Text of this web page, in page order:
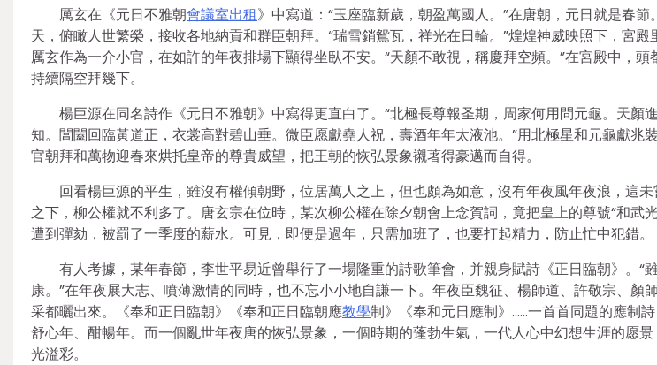
厲玄在《元日不雅朝會議室出租》中寫道：“玉座臨新歲，朝盈萬國人。”在唐朝，元日就是春
天，俯瞰人世繁榮，接收各地納貢和群臣朝拜。“瑞雪銷鴛瓦，祥光在日輪。”煌煌神威映照下，宮殿
厲玄作為一介小官，在如許的年夜排場下顯得坐臥不安。“天顏不敢視，稱慶拜空頻。”在宮殿中，
持續隔空拜幾下。
楊巨源在同名詩作《元日不雅朝》中寫得更直白了。“北極長尊報圣期，周家何用問元龜。天顏
知。閶闔回臨黃道正，衣裳高對碧山垂。微臣愿獻堯人祝，壽酒年年太液池。”用北極星和元龜獻兆
官朝拜和萬物迎春來烘托皇帝的尊貴威望，把王朝的恢弘景象襯著得豪邁而自得。
回看楊巨源的平生，雖沒有權傾朝野，位居萬人之上，但也頗為如意，沒有年夜風年夜浪，這
之下，柳公權就不利多了。唐玄宗在位時，某次柳公權在除夕朝會上念賀詞，竟把皇上的尊號“和武光
遭到彈劾，被罰了一季度的薪水。可見，即便是過年，只需加班了，也要打起精力，防止忙中犯錯。
有人考據，某年春節，李世平易近曾舉行了一場隆重的詩歌筆會，并親身賦詩《正日臨朝》。“
康。”在年夜展大志、噴薄激情的同時，也不忘小小地自謙一下。年夜臣魏征、楊師道、許敬宗、顏
采都曬出來。《奉和正日臨朝》《奉和正日臨朝應教學制》《奉和元日應制》……一首首同題的應制
舒心年、酣暢年。而一個亂世年夜唐的恢弘景象，一個時期的蓬勃生氣，一代人心中幻想生涯的愿
光溢彩。